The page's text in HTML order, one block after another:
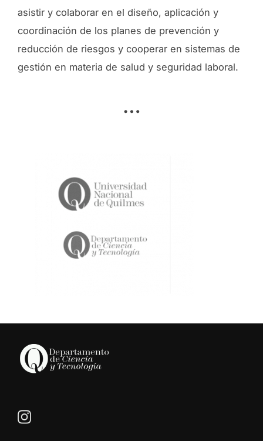
asistir y colaborar en el diseño, aplicación y
coordinación de los planes de prevención y
reducción de riesgos y cooperar en sistemas de
gestión en materia de salud y seguridad laboral.
…